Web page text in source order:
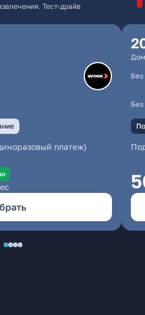
Тест-драйв
платеж)